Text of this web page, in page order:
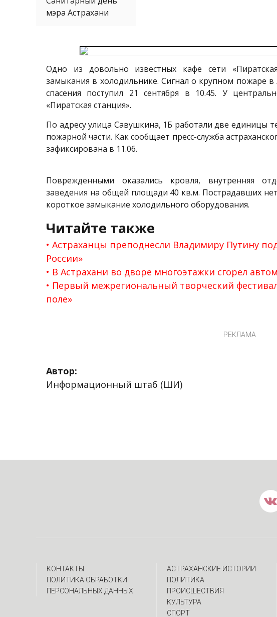
мэра Астрахани
Одно из довольно известных кафе сети
замыкания в холодильнике. Сигнал о крупном пожаре
спасения поступил 21 сентября в 10.45. У
«Пиратская станция».
По адресу улица Савушкина, 1Б работали две единицы
пожарной части. Как сообщает пресс-служба
зафиксирована в 11.06.
Поврежденными оказались кровля, внутренняя
заведения на общей площади 40 кв.м. Пострадавших
короткое замыкание холодильного оборудования.
Читайте также
Астраханцы преподнесли Владимиру Путину
России»
В Астрахани во дворе многоэтажки сгорел
Первый межрегиональный творческий
поле»
РЕКЛАМА
Автор:
Информационный штаб (ШИ)
КОНТАКТЫ
ПОЛИТИКА ОБРАБОТКИ
ПЕРСОНАЛЬНЫХ ДАННЫХ
АСТРАХАНСКИЕ ИСТОРИИ
ПОЛИТИКА
ПРОИСШЕСТВИЯ
КУЛЬТУРА
СПОРТ